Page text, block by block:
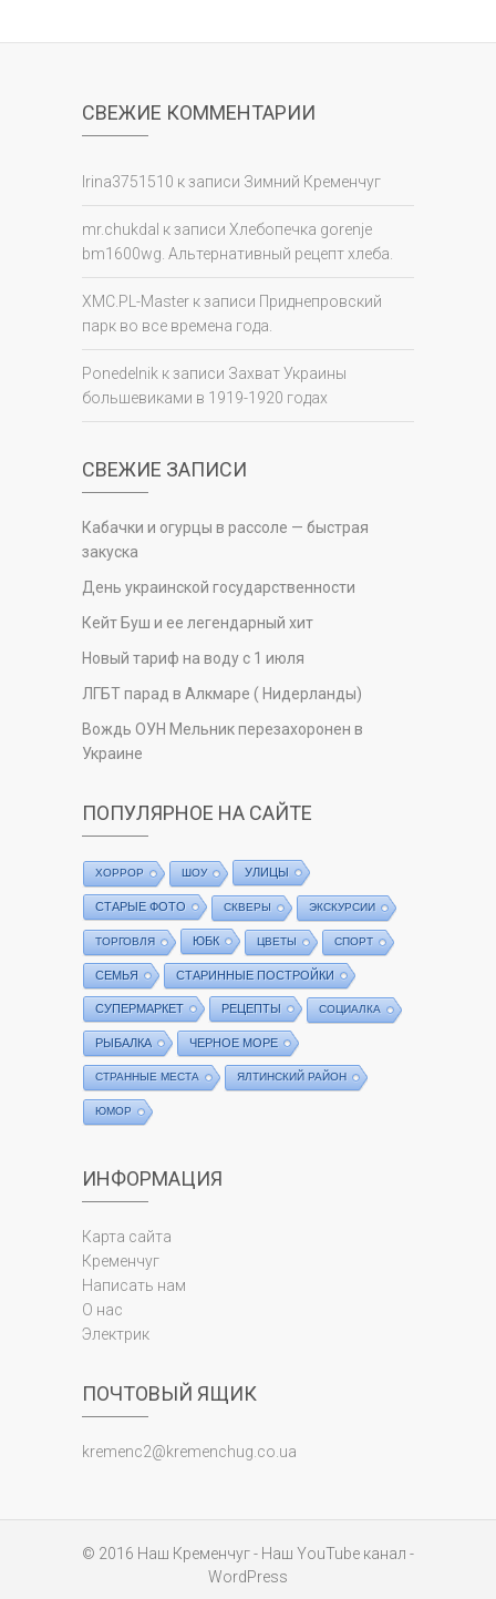
СВЕЖИЕ КОММЕНТАРИИ
Irina3751510 к записи Зимний Кременчуг
mr.chukdal к записи Хлебопечка gorenje
bm1600wg. Альтернативный рецепт хлеба.
XMC.PL-Master к записи Приднепровский
парк во все времена года.
Ponedelnik к записи Захват Украины
большевиками в 1919-1920 годах
СВЕЖИЕ ЗАПИСИ
Кабачки и огурцы в рассоле — быстрая
закуска
День украинской государственности
Кейт Буш и ее легендарный хит
Новый тариф на воду с 1 июля
ЛГБТ парад в Алкмаре ( Нидерланды)
Вождь ОУН Мельник перезахоронен в
Украине
ПОПУЛЯРНОЕ НА САЙТЕ
ХОРРОР ШОУ УЛИЦЫ
СТАРЫЕ ФОТО СКВЕРЫ ЭКСКУРСИИ
ТОРГОВЛЯ ЮБК ЦВЕТЫ СПОРТ
СЕМЬЯ СТАРИННЫЕ ПОСТРОЙКИ
СУПЕРМАРКЕТ РЕЦЕПТЫ СОЦИАЛКА
РЫБАЛКА ЧЕРНОЕ МОРЕ
СТРАННЫЕ МЕСТА ЯЛТИНСКИЙ РАЙОН
ЮМОР
ИНФОРМАЦИЯ
Карта сайта
Кременчуг
Написать нам
О нас
Электрик
ПОЧТОВЫЙ ЯЩИК
kremenc2@kremenchug.co.ua
© 2016 Наш Кременчуг- Наш YouTube канал -
WordPress